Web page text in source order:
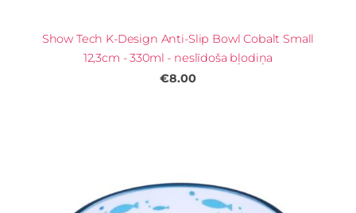
Show Tech K-Design Anti-Slip Bowl Cobalt Small
12,3cm - 330ml - neslīdoša bļodiņa
€8.00